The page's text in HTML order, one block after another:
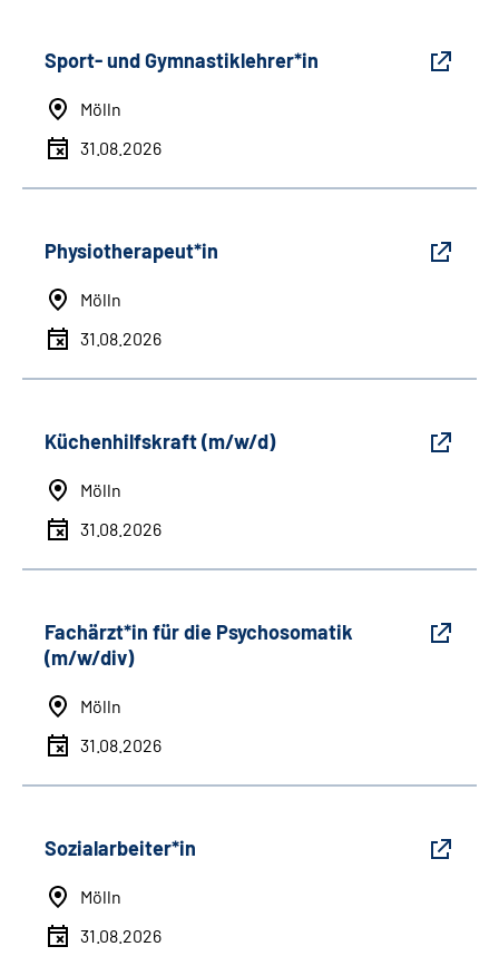
Sport- und Gymnastiklehrer*in
Mölln
31.08.2026
Physiotherapeut*in
Mölln
31.08.2026
Küchenhilfskraft (m/w/d)
Mölln
31.08.2026
Fachärzt*in für die Psychosomatik
(m/w/div)
Mölln
31.08.2026
Sozialarbeiter*in
Mölln
31.08.2026